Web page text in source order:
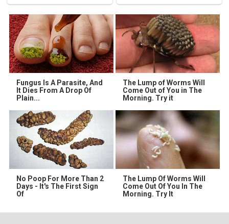
Fungus Is A Parasite, And
It Dies From A Drop Of
Plain...
The Lump of Worms Will
Come Out of You in The
Morning. Try it
No Poop For More Than 2
Days - It's The First Sign
Of
The Lump Of Worms Will
Come Out Of You In The
Morning. Try It